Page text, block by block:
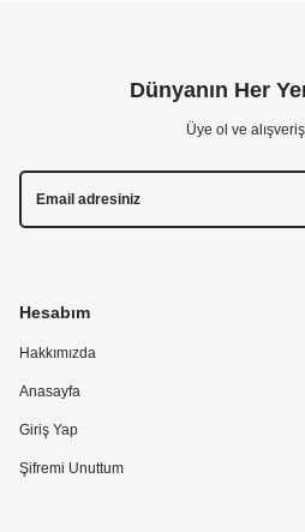
Hesabım
Hakkımızda
Anasayfa
Giriş Yap
Şifremi Unuttum
Dünyanın Her
Üye ol ve